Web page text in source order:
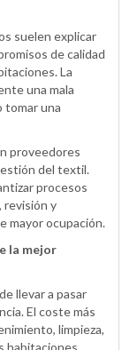
suelen explicar
de calidad
La
una mala
tomar una
proveedores
del textil.
procesos
revisión y
mayor ocupación.
la mejor
llevar a pasar
El coste más
limpieza,
habitaciones.